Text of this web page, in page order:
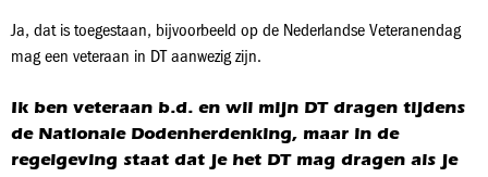
Ja, dat is toegestaan, bijvoorbeeld op de Nederlandse Veteranendag
mag een veteraan in DT aanwezig zijn.
Ik ben veteraan b.d. en wil mijn DT dragen tijdens
de Nationale Dodenherdenking, maar in de
regelgeving staat dat je het DT mag dragen als je